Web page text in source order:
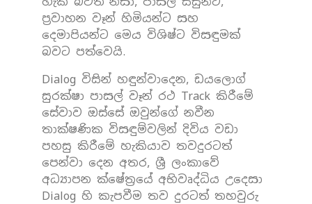
ප්‍රවාහන වෑන් හිමියන්ට සහ
දෙමාපියන්ට මෙය විශිෂ්ට විසඳුමක්
බවට පත්වෙයි.
Dialog විසින් හඳුන්වාදෙන, ඩයලොග්
සුරක්ෂා පාසල් වෑන් රථ Track කිරීමේ
සේවාව ඔස්සේ ඔවුන්ගේ නවීන
තාක්ෂණික විසඳුම්වලින් දිවිය වඩා
පහසු කිරීමේ හැකියාව තවදුරටත්
පෙන්වා දෙන අතර, ශ්‍රී ලංකාවේ
අධ්‍යාපන ක්ෂේත්‍රයේ අභිවෘද්ධිය උදෙසා
Dialog හි කැපවීම තව දුරටත් තහවුරු